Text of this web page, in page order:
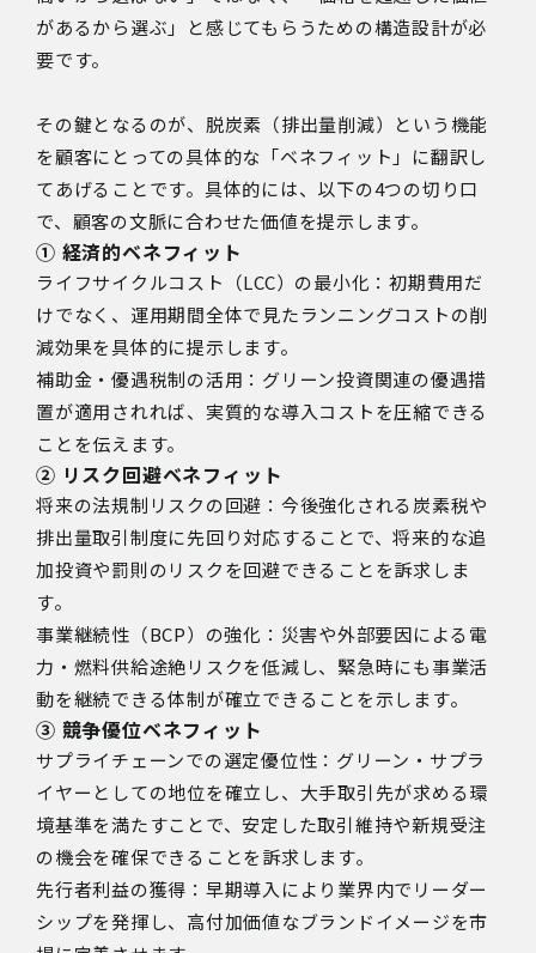
があるから選ぶ」と感じてもらうための構造設計が必
要です。
その鍵となるのが、脱炭素（排出量削減）という機能
を顧客にとっての具体的な「ベネフィット」に翻訳し
てあげることです。具体的には、以下の4つの切り口
で、顧客の文脈に合わせた価値を提示します。
① 経済的ベネフィット
ライフサイクルコスト（LCC）の最小化：初期費用だ
けでなく、運用期間全体で見たランニングコストの削
減効果を具体的に提示します。
補助金・優遇税制の活用：グリーン投資関連の優遇措
置が適用されれば、実質的な導入コストを圧縮できる
ことを伝えます。
② リスク回避ベネフィット
将来の法規制リスクの回避：今後強化される炭素税や
排出量取引制度に先回り対応することで、将来的な追
加投資や罰則のリスクを回避できることを訴求しま
す。
事業継続性（BCP）の強化：災害や外部要因による電
力・燃料供給途絶リスクを低減し、緊急時にも事業活
動を継続できる体制が確立できることを示します。
③ 競争優位ベネフィット
サプライチェーンでの選定優位性：グリーン・サプラ
イヤーとしての地位を確立し、大手取引先が求める環
境基準を満たすことで、安定した取引維持や新規受注
の機会を確保できることを訴求します。
先行者利益の獲得：早期導入により業界内でリーダー
シップを発揮し、高付加価値なブランドイメージを市